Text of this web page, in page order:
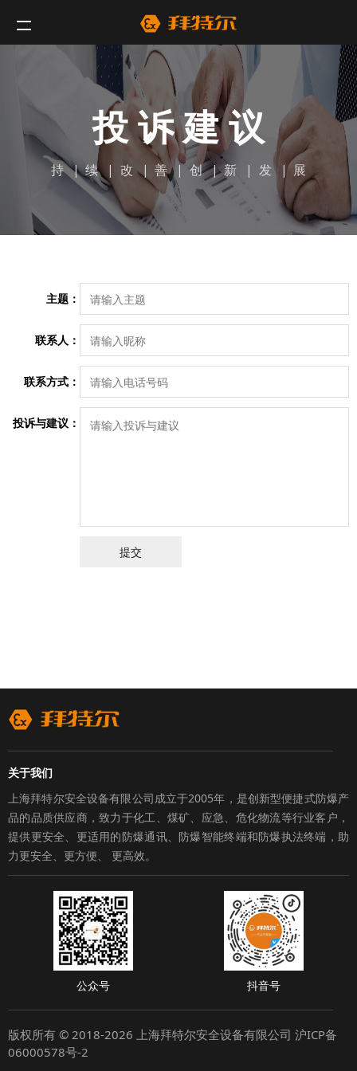
投 诉 建 议
持 | 续 | 改 | 善 | 创 | 新 | 发 | 展
主题：
联系人：
联系方式：
投诉与建议：
提交
关于我们
上海拜特尔安全设备有限公司成立于2005年，是创新型便捷式防爆产
品的品质供应商，致力于化工、煤矿、应急、危化物流等行业客户，
提供更安全、更适用的防爆通讯、防爆智能终端和防爆执法终端，助
力更安全、更方便、 更高效。
公众号 抖音号
版权所有 © 2018-2026 上海拜特尔安全设备有限公司 沪ICP备
06000578号-2